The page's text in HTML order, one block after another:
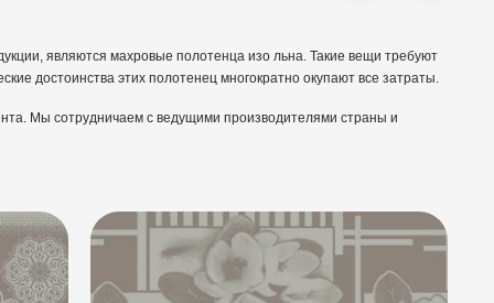
являются махровые полотенца изо льна. Такие вещи требуют
достоинства этих полотенец многократно окупают все затраты.
Мы сотрудничаем с ведущими производителями страны и